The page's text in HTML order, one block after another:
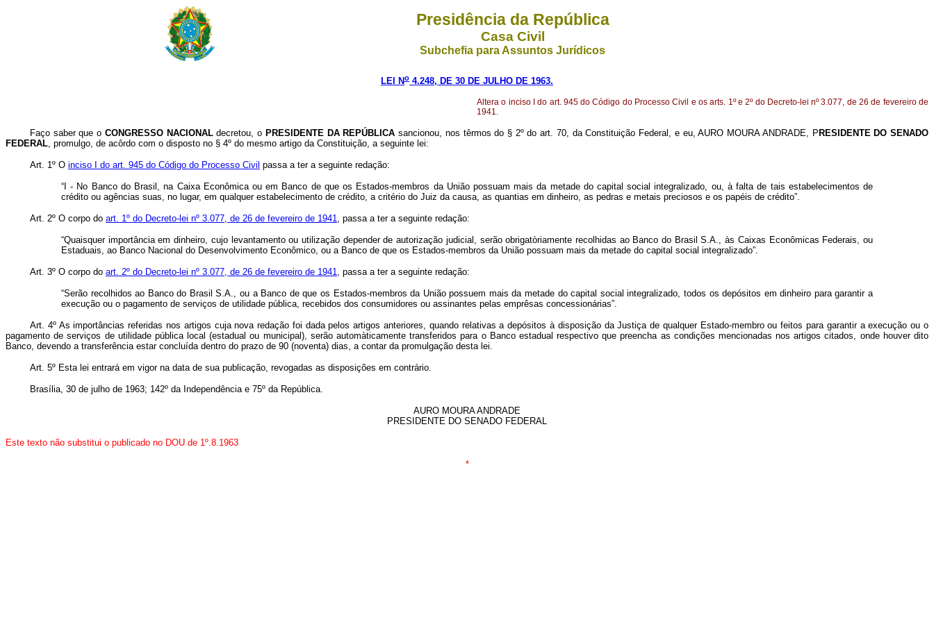
Presidência da República
Casa Civil
Subchefia para Assuntos Jurídicos
LEI No 4.248, DE 30 DE JULHO DE 1963.
Altera o inciso I do art. 945 do Código do Processo Civil e os arts. 1º e 2º do Decreto-lei nº 3.077, de 26 de fevereiro de
1941.
Faço saber que o CONGRESSO NACIONALdecretou, o PRESIDENTE DA REPÚBLICAsancionou, nos têrmos do § 2º do art. 70, da Constituição Federal, e eu, AURO MOURA ANDRADE, P RESIDENTE DO SENADO
FEDERAL, promulgo, de acôrdo com o disposto no § 4º do mesmo artigo da Constituição, a seguinte lei:
Art. 1º O inciso I do art. 945 do Código do Processo Civil passa a ter a seguinte redação:
“I - No Banco do Brasil, na Caixa Econômica ou em Banco de que os Estados-membros da União possuam mais da metade do capital social integralizado, ou, à falta de tais estabelecimentos de
crédito ou agências suas, no lugar, em qualquer estabelecimento de crédito, a critério do Juiz da causa, as quantias em dinheiro, as pedras e metais preciosos e os papéis de crédito”.
Art. 2º O corpo do art. 1º do Decreto-lei nº 3.077, de 26 de fevereiro de 1941, passa a ter a seguinte redação:
“Quaisquer importância em dinheiro, cujo levantamento ou utilização depender de autorização judicial, serão obrigatòriamente recolhidas ao Banco do Brasil S.A., às Caixas Econômicas Federais, ou
Estaduais, ao Banco Nacional do Desenvolvimento Econômico, ou a Banco de que os Estados-membros da União possuam mais da metade do capital social integralizado”.
Art. 3º O corpo do art. 2º do Decreto-lei nº 3.077, de 26 de fevereiro de 1941, passa a ter a seguinte redação:
“Serão recolhidos ao Banco do Brasil S.A., ou a Banco de que os Estados-membros da União possuem mais da metade do capital social integralizado, todos os depósitos em dinheiro para garantir a
execução ou o pagamento de serviços de utilidade pública, recebidos dos consumidores ou assinantes pelas emprêsas concessionárias”.
Art. 4º As importâncias referidas nos artigos cuja nova redação foi dada pelos artigos anteriores, quando relativas a depósitos à disposição da Justiça de qualquer Estado-membro ou feitos para garantir a execução ou o
pagamento de serviços de utilidade pública local (estadual ou municipal), serão automàticamente transferidos para o Banco estadual respectivo que preencha as condições mencionadas nos artigos citados, onde houver dito
Banco, devendo a transferência estar concluída dentro do prazo de 90 (noventa) dias, a contar da promulgação desta lei.
Art. 5º Esta lei entrará em vigor na data de sua publicação, revogadas as disposições em contrário.
Brasília, 30 de julho de 1963; 142º da Independência e 75º da República.
AURO MOURA ANDRADE
PRESIDENTE DO SENADO FEDERAL
Este texto não substitui o publicado no DOU de 1º.8.1963
*